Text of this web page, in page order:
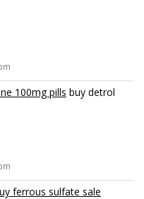
100mg pills buy detrol
ferrous sulfate sale